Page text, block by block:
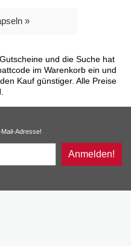
»
und die Suche hat
im Warenkorb ein und
Kauf günstiger. Alle Preise
Adresse!
Anmelden!